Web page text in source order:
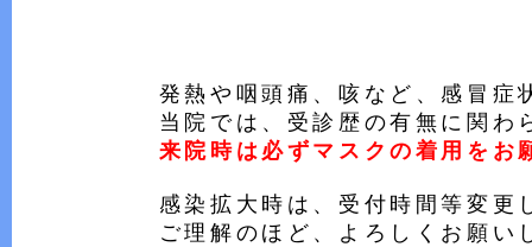
発熱や咽頭痛、咳など、感冒症
当院では、受診歴の有無に関わ
来院時は必ずマスクの着用をお
感染拡大時は、受付時間等変更
ご理解のほど、よろしくお願い